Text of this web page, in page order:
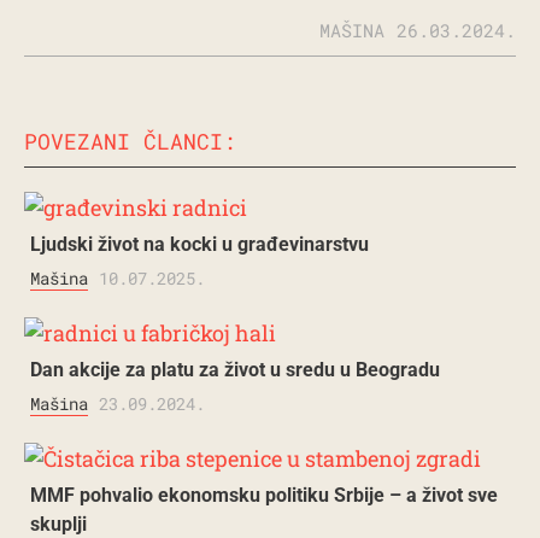
MAŠINA 26.03.2024.
POVEZANI ČLANCI:
Ljudski život na kocki u građevinarstvu
Mašina 10.07.2025.
Dan akcije za platu za život u sredu u Beogradu
Mašina 23.09.2024.
MMF pohvalio ekonomsku politiku Srbije – a život sve
skuplji